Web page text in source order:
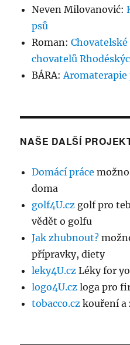
Neven Milovanović:
psů
Roman:
chovatelů
BÁRA:Aromaterapie
NAŠE DALŠÍ
Domácí práce
doma
golf4U.cz golf pro
vědět o golfu
Jak zhubnout?
přípravky, diety
leky4U.cz Léky for
logo4U.cz loga pro
tobacco.cz kouření a